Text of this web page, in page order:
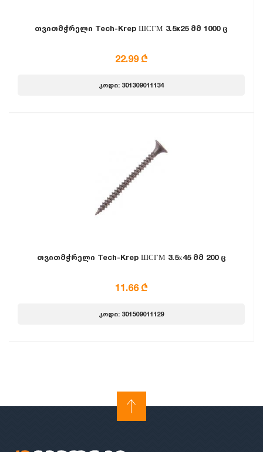
თვითმჭრელი Tech-Krep ШСГМ 3.5x25 მმ 1000 ც
22.99 ₾
კოდი: 301309011134
თვითმჭრელი Tech-Krep ШСГМ 3.5х45 მმ 200 ც
11.66 ₾
კოდი: 301509011129